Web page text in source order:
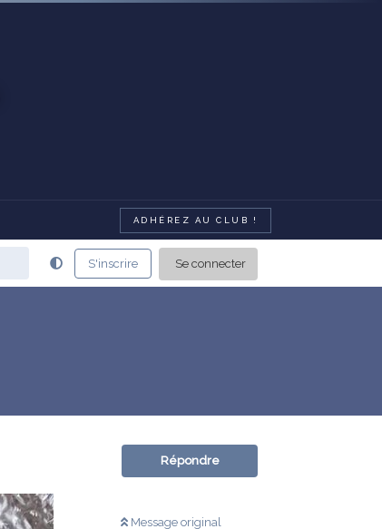
ADHÉREZ AU CLUB !
S'inscrire Se connecter
Répondre
Message original